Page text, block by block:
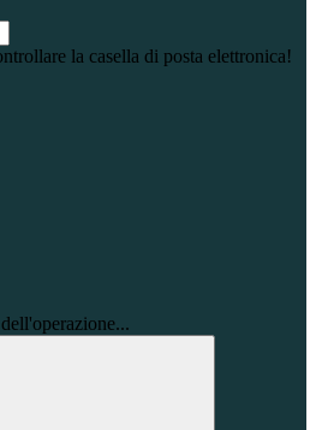
la casella di posta elettronica!